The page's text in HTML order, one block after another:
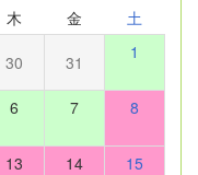
木 金 土
30 31 1
6 7 8
13 14 15